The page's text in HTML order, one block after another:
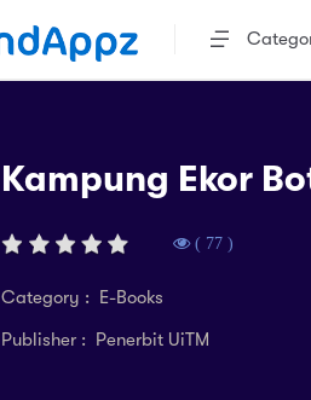
Kampung Ekor
( 77 )
Category : E-Books
Publisher : Penerbit UiTM